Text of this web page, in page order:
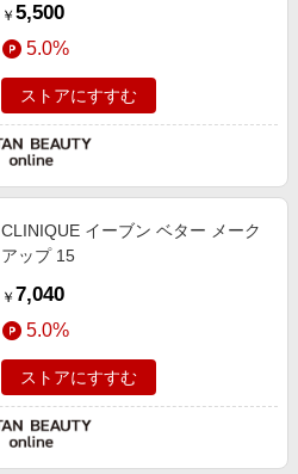
￥ 5,500
5.0%
ストアにすすむ
CLINIQUE イーブン ベター メーク
アップ 15
￥ 7,040
5.0%
ストアにすすむ